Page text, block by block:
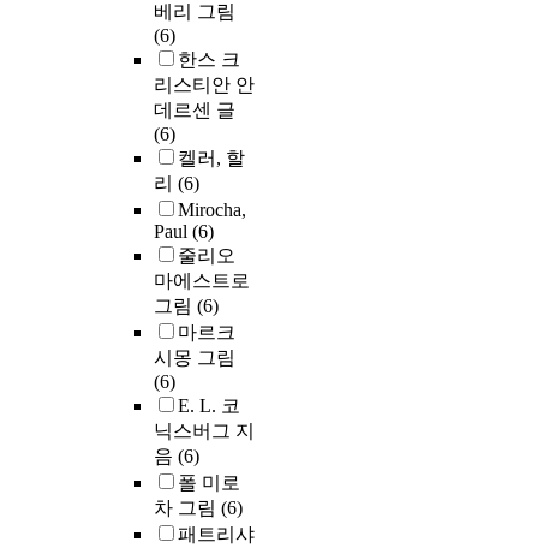
베리 그림
(6)
한스 크
리스티안 안
데르센 글
(6)
켈러, 할
리 (6)
Mirocha,
Paul (6)
줄리오
마에스트로
그림 (6)
마르크
시몽 그림
(6)
E. L. 코
닉스버그 지
음 (6)
폴 미로
차 그림 (6)
패트리샤